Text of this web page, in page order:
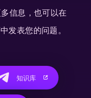
信息，也可以在
发表您的问题。
知识库